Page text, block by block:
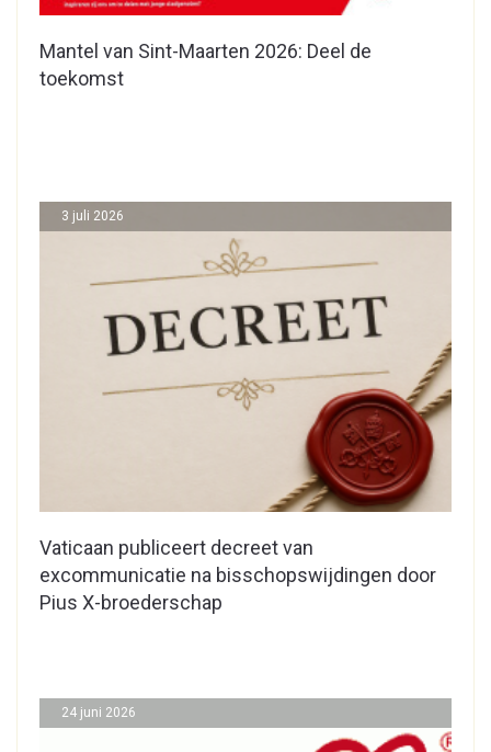
Mantel van Sint-Maarten 2026: Deel de
toekomst
Vaticaan publiceert decreet van
excommunicatie na bisschopswijdingen door
Pius X-broederschap
3 juli 2026
24 juni 2026